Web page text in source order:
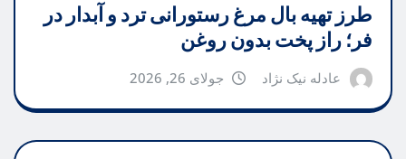
طرز تهیه بال مرغ رستورانی ترد و آبدار در
فر؛ راز پخت بدون روغن
عادله نیک نژاد جولای 26, 2026